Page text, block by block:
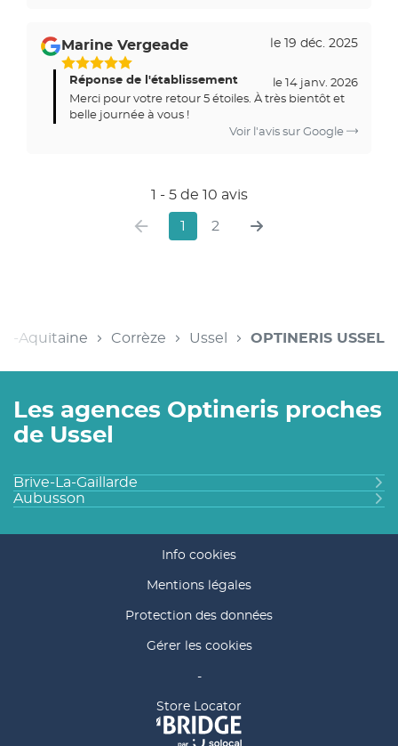
Marine Vergeade le 19 déc. 2025
Réponse de l'établissement
le 14 janv. 2026
Merci pour votre retour 5 étoiles. À très bientôt et
belle journée à vous !
Voir l'avis sur Google
1 - 5 de 10 avis
1 2
Aquitaine Corrèze Ussel OPTINERIS USSEL
Les agences Optineris proches
de Ussel
Brive-La-Gaillarde
Aubusson
Info cookies
Mentions légales
Protection des données
Gérer les cookies
-
Store Locator
(ouvre
dans
une